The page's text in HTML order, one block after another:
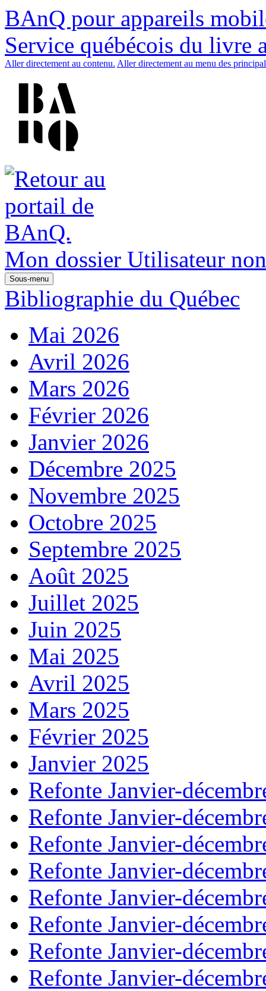
BAnQ pour appareils
Service québécois du livre
Aller directement au contenu. Aller directement au menu des
Mon dossier Utilisateur
Sous-menu
Bibliographie du Québec
Mai 2026
Avril 2026
Mars 2026
Février 2026
Janvier 2026
Décembre 2025
Novembre 2025
Octobre 2025
Septembre 2025
Août 2025
Juillet 2025
Juin 2025
Mai 2025
Avril 2025
Mars 2025
Février 2025
Janvier 2025
Refonte Janvier-
Refonte Janvier-
Refonte Janvier-
Refonte Janvier-
Refonte Janvier-
Refonte Janvier-
Refonte Janvier-
Refonte Janvier-